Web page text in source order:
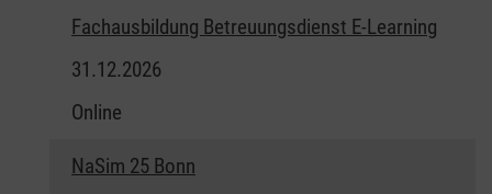
Fachausbildung Betreuungsdienst E-Learning
31.12.2026
Online
NaSim 25 Bonn